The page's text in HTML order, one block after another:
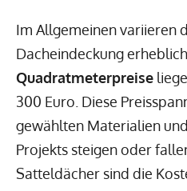
Im Allgemeinen variieren
Dacheindeckung
Quadratmeterpreise
300 Euro. Diese
gewählten Materialien
Projekts steigen oder
Satteldächer sind die